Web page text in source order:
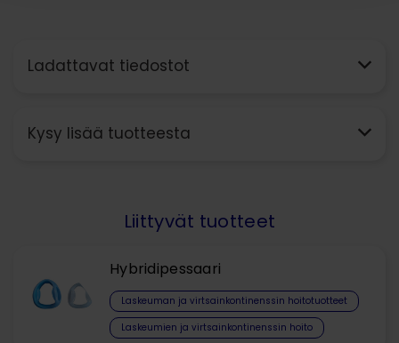
Ladattavat tiedostot
Kysy lisää tuotteesta
Liittyvät tuotteet
Hybridipessaari
Laskeuman ja virtsainkontinenssin hoitotuotteet​
Laskeumien ja virtsainkontinenssin hoito